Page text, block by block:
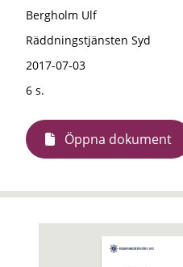
Bergholm Ulf
Räddningstjänsten Syd
2017-07-03
6 s.
Öppna dokument